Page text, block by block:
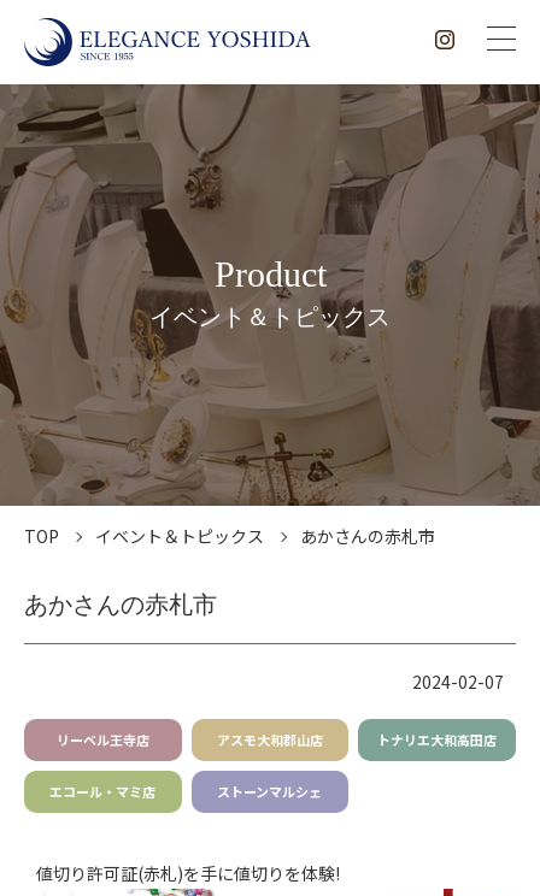
Product
イベント＆トピックス
TOP イベント＆トピックス あかさんの赤札市
あかさんの赤札市
2024-02-07
リーベル王寺店 アスモ大和郡山店 トナリエ大和高田店
エコール ・マミ店 ストーンマルシェ
値切り許可証(赤札)を手に値切りを体験!